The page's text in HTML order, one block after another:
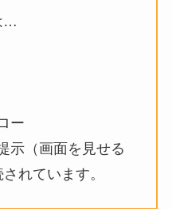
…
ー
示（画面を見せる
れています。